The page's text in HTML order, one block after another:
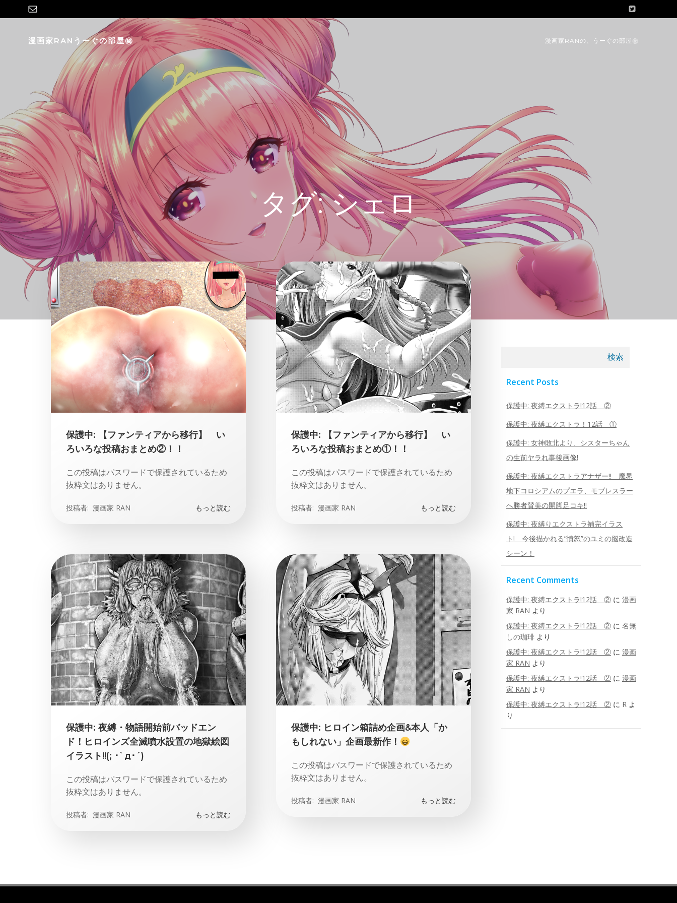
ン
プ
漫画家RANうーぐの部屋㊙ 漫画家RANの、うーぐの部屋㊙
タグ:シェロ
保護中: 【ファンティアから移行】 い
ろいろな投稿おまとめ②！！
この投稿はパスワードで保護されているため
抜粋文はありません。
投稿者: 漫画家 RAN もっと読む
保護中: 【ファンティアから移行】 い
ろいろな投稿おまとめ①！！
この投稿はパスワードで保護されているため
抜粋文はありません。
投稿者: 漫画家 RAN もっと読む
保護中: 夜縛・物語開始前バッドエン
ド！ヒロインズ全滅噴水設置の地獄絵図
イラスト!!(; ･`д･´)
この投稿はパスワードで保護されているため
抜粋文はありません。
投稿者: 漫画家 RAN もっと読む
保護中: ヒロイン箱詰め企画&本人「か
もしれない」企画最新作！
この投稿はパスワードで保護されているため
抜粋文はありません。
投稿者: 漫画家 RAN もっと読む
検索
Recent Posts
保護中: 夜縛エクストラ!12話 ②
保護中: 夜縛エクストラ！12話 ①
保護中: 女神敗北より、シスターちゃん
の生前ヤラれ事後画像!
保護中: 夜縛エクストラアナザー!! 魔界
地下コロシアムのプエラ、モブレスラー
へ勝者賛美の開脚足コキ!!
保護中: 夜縛りエクストラ補完イラス
ト! 今後描かれる”憤怒”のユミの脳改造
シーン！
Recent Comments
保護中: 夜縛エクストラ!12話 ② に 漫画
家 RAN より
保護中: 夜縛エクストラ!12話 ② に 名無
しの珈琲 より
保護中: 夜縛エクストラ!12話 ② に 漫画
家 RAN より
保護中: 夜縛エクストラ!12話 ② に 漫画
家 RAN より
保護中: 夜縛エクストラ!12話 ② に R よ
り